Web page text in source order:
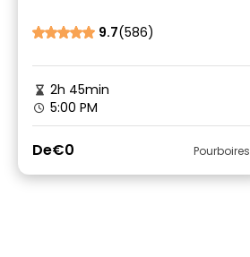
9.7(586)
2h 45min
5:00 PM
De€0 Pourboires